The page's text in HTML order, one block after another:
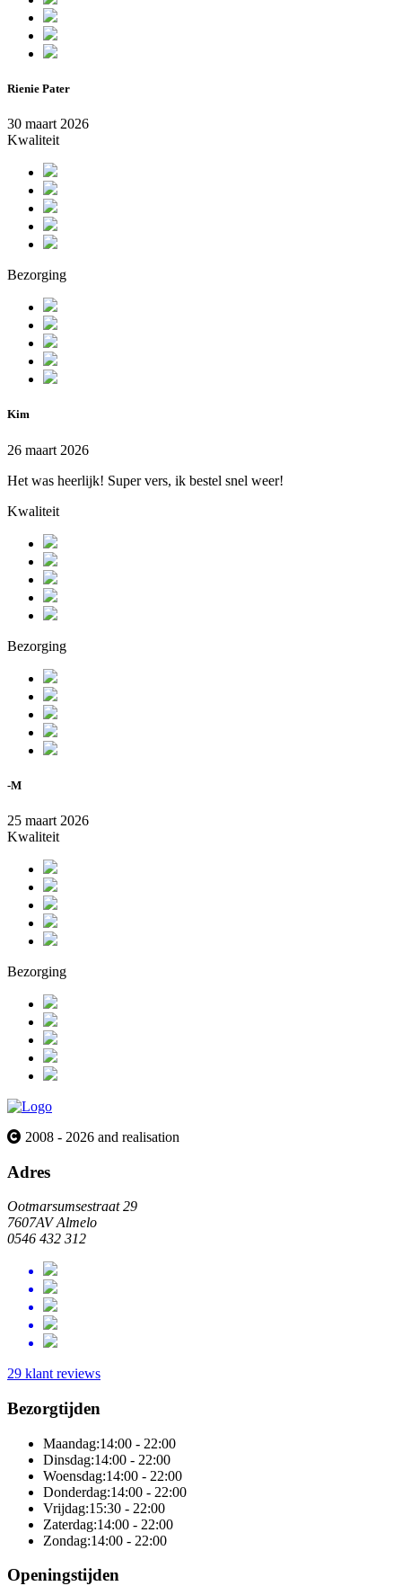
Rienie Pater
30 maart 2026
Kwaliteit
Bezorging
Kim
26 maart 2026
Het was heerlijk! Super vers, ik bestel snel weer!
Kwaliteit
Bezorging
-M
25 maart 2026
Kwaliteit
Bezorging
2008 - 2026 and realisation
Adres
Ootmarsumsestraat 29
7607AV Almelo
0546 432 312
29 klant reviews
Bezorgtijden
Maandag:14:00 - 22:00
Dinsdag:14:00 - 22:00
Woensdag:14:00 - 22:00
Donderdag:14:00 - 22:00
Vrijdag:15:30 - 22:00
Zaterdag:14:00 - 22:00
Zondag:14:00 - 22:00
Openingstijden